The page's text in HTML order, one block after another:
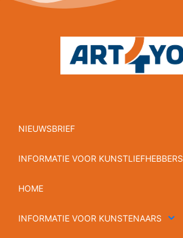
NIEUWSBRIEF
INFORMATIE VOOR KUNSTLIEFHEBBERS
HOME
INFORMATIE VOOR KUNSTENAARS